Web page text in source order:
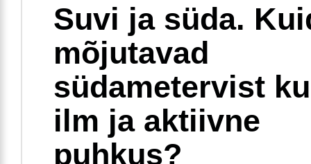
Suvi ja süda.
mõjutavad
südametervist
ilm ja aktiivne
puhkus?